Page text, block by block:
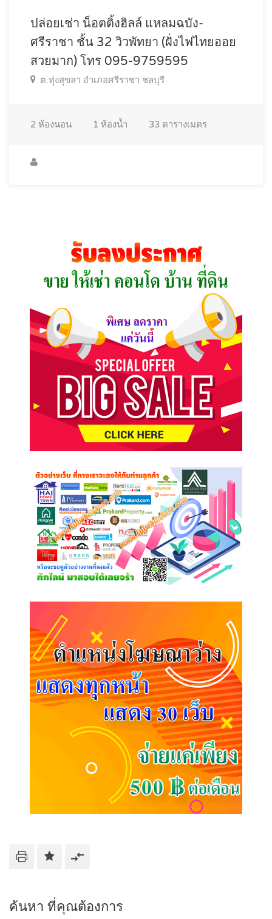
ปล่อยเช่า น็อตติ้งฮิลล์ แหลมฉบัง-
ศรีราชา ชั้น 32 วิวพัทยา (ฝั่งไฟไทยออย
สวยมาก) โทร 095-9759595
ต.ทุ่งสุขลา อำเภอศรีราชา ชลบุรี
2 ห้องนอน 1 ห้องน้ำ 33 ตารางเมตร
ค้นหา ที่คุณต้องการ